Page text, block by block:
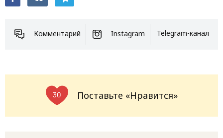
Комментарий Instagram Telegram-канал
30 Поставьте «Нравится»